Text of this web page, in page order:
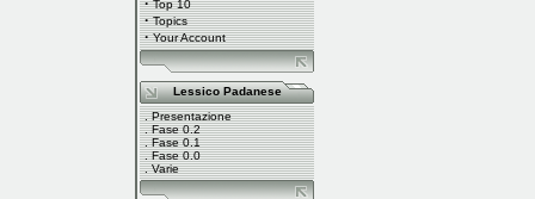
· Top 10
· Topics
· Your Account
Lessico Padanese
.Presentazione
.Fase 0.2
.Fase 0.1
.Fase 0.0
.Varie